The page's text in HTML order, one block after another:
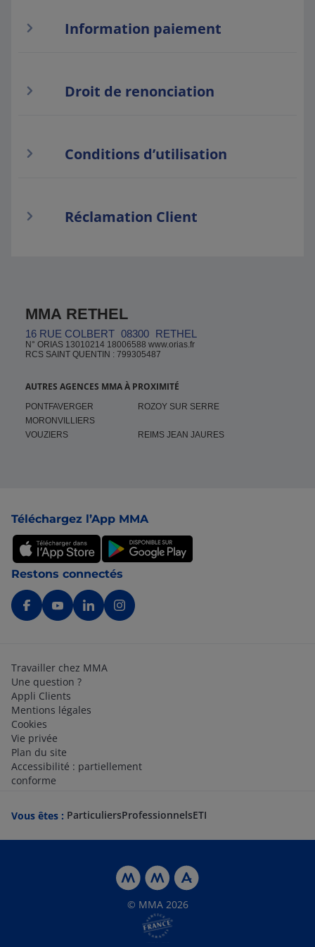
Information paiement
Droit de renonciation
Conditions d’utilisation
Réclamation Client
MMA RETHEL
16 RUE COLBERT 08300 RETHEL
N° ORIAS 13010214 18006588 www.orias.fr
RCS SAINT QUENTIN : 799305487
AUTRES AGENCES MMA À PROXIMITÉ
PONTFAVERGER
MORONVILLIERS
ROZOY SUR SERRE
VOUZIERS REIMS JEAN JAURES
Téléchargez l’App MMA
Restons connectés
Travailler chez MMA
Une question ?
Appli Clients
Mentions légales
Cookies
Vie privée
Plan du site
Accessibilité : partiellement
conforme
Vous êtes : ParticuliersProfessionnelsETI
© MMA 2026